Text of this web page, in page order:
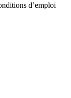
d’emploi